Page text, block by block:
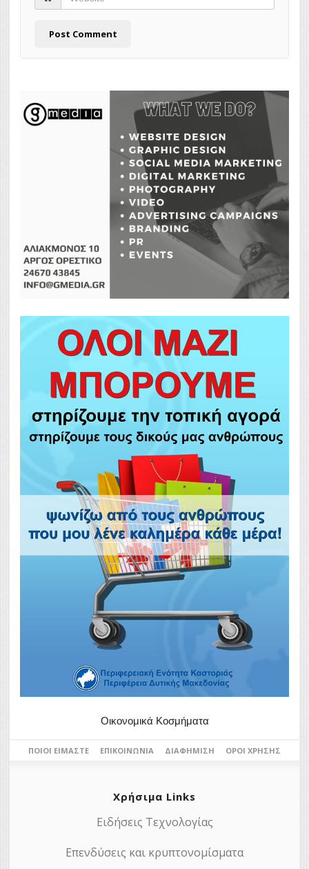
Οικονομικά Κοσμήματα
ΠΟΙΟΙ ΕΊΜΑΣΤΕ ΕΠΙΚΟΙΝΩΝΊΑ ΔΙΑΦΉΜΙΣΗ ΌΡΟΙ ΧΡΉΣΗΣ
Χρήσιμα Links
Ειδήσεις Τεχνολογίας
Επενδύσεις και κρυπτονομίσματα